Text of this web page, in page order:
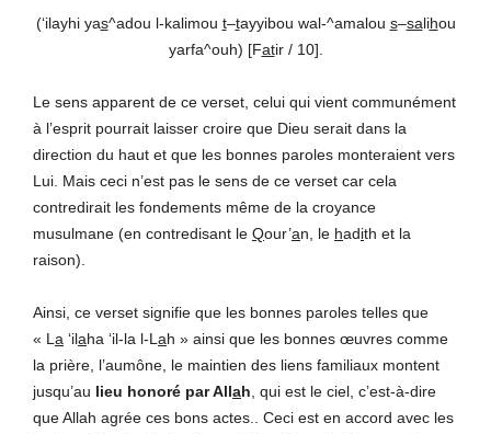
(‘ilayhi yas^adou l-kalimou t–tayyibou wal-^amalou s–salihou
yarfa^ouh) [Fatir / 10].
Le sens apparent de ce verset, celui qui vient communément
à l’esprit pourrait laisser croire que Dieu serait dans la
direction du haut et que les bonnes paroles monteraient vers
Lui. Mais ceci n’est pas le sens de ce verset car cela
contredirait les fondements même de la croyance
musulmane (en contredisant le Qour’an, le hadith et la
raison).
Ainsi, ce verset signifie que les bonnes paroles telles que
« La ‘ilaha ‘il-la l-Lah » ainsi que les bonnes œuvres comme
la prière, l’aumône, le maintien des liens familiaux montent
jusqu’au lieu honoré par Allah, qui est le ciel, c’est-à-dire
que Allah agrée ces bons actes.. Ceci est en accord avec les